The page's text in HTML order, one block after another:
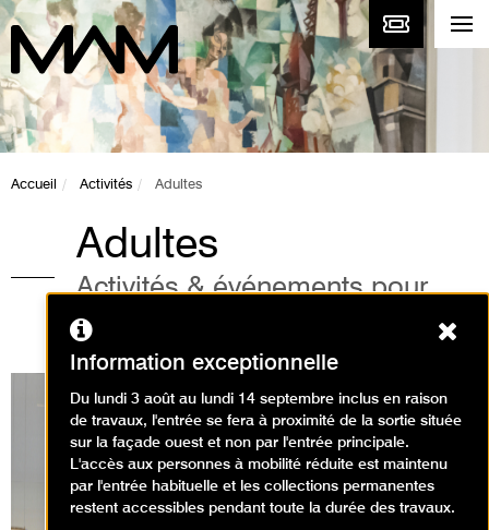
Accueil Activités Adultes
Adultes
Activités & événements pour
adultes au musée
Expositions en cours
Information exceptionnelle
Du lundi 3 août au lundi 14 septembre inclus en raison
de travaux, l'entrée se fera à proximité de la sortie située
sur la façade ouest et non par l'entrée principale.
L'accès aux personnes à mobilité réduite est maintenu
par l'entrée habituelle et les collections permanentes
restent accessibles pendant toute la durée des travaux.